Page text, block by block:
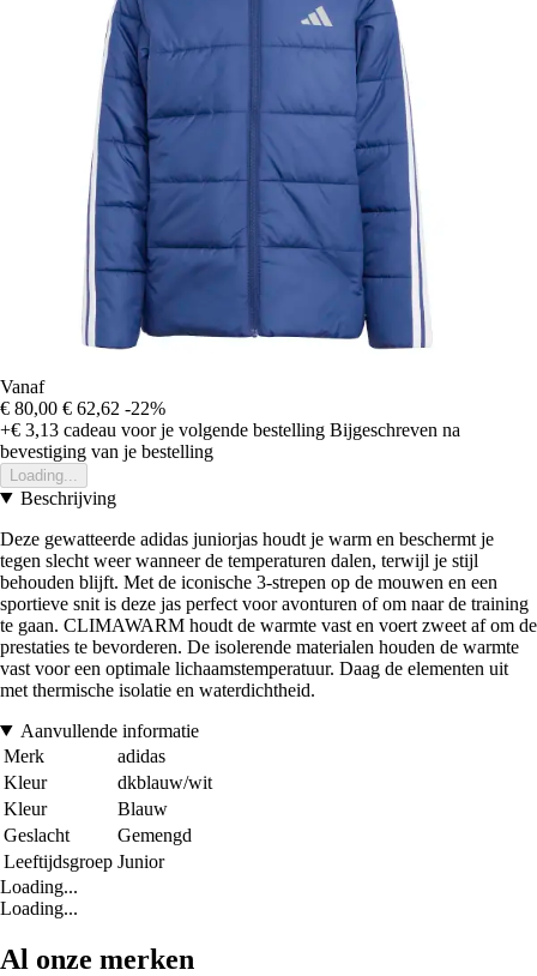
Vanaf
€ 80,00 € 62,62 -22%
+€ 3,13 cadeau voor je volgende bestelling Bijgeschreven na
bevestiging van je bestelling
Loading...
Beschrijving
Deze gewatteerde adidas juniorjas houdt je warm en beschermt je
tegen slecht weer wanneer de temperaturen dalen, terwijl je stijl
behouden blijft. Met de iconische 3-strepen op de mouwen en een
sportieve snit is deze jas perfect voor avonturen of om naar de training
te gaan. CLIMAWARM houdt de warmte vast en voert zweet af om de
prestaties te bevorderen. De isolerende materialen houden de warmte
vast voor een optimale lichaamstemperatuur. Daag de elementen uit
met thermische isolatie en waterdichtheid.
Aanvullende informatie
Merk
adidas
Kleur
dkblauw/wit
Kleur
Blauw
Geslacht
Gemengd
Leeftijdsgroep Junior
Loading...
Loading...
Al onze merken